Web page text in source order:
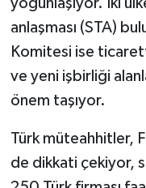
anlaşması (STA)
Komitesi ise
ve yeni işbirliği
önem taşıyor.
Türk müteahhitler,
de dikkati çekiyor,